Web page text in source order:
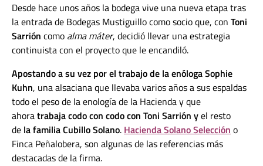
Desde hace unos años la bodega vive una nueva etapa tras
la entrada de Bodegas Mustiguillo como socio que, con Toni
Sarrión como alma máter, decidió llevar una estrategia
continuista con el proyecto que le encandiló.
Apostando a su vez por el trabajo de la enóloga Sophie
Kuhn, una alsaciana que llevaba varios años a sus espaldas
todo el peso de la enología de la Hacienda y que
ahoratrabaja codo con codo con Toni Sarrión yel resto
de la familia Cubillo Solano. Hacienda Solano Selección o
Finca Peñalobera, son algunas de las referencias más
destacadas de la firma.